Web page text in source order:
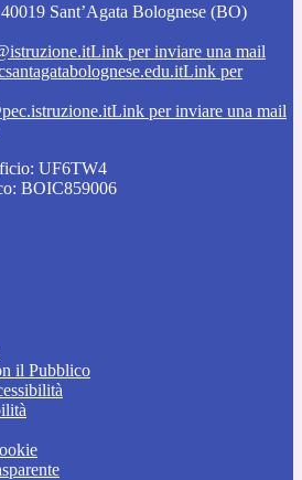
Sant’Agata Bolognese (BO)
Link per inviare una mail
Link per
Link per inviare una mail
UF6TW4
BOIC859006
il Pubblico